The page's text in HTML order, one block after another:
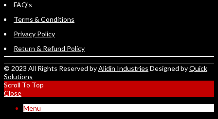
FAQ's
Terms & Conditions
Privacy Policy
Return & Refund Policy
© 2023 All Rights Reserved byAlidin Industries Designed byQuick
Solutions
Scroll To Top
Close
Menu